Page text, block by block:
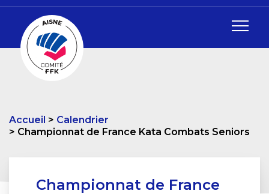
Accueil
Calendrier
Championnat de France Kata Combats Seniors
Championnat de France